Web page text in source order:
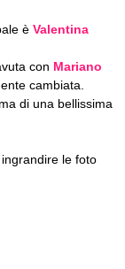
è Valentina
con Mariano
cambiata.
di una bellissima